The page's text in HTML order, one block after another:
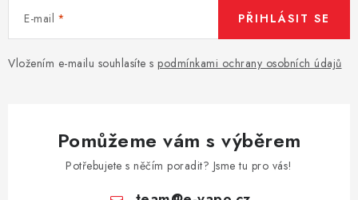
E-mail
Vložením e-mailu souhlasíte s podmínkami ochrany osobních údajů
PŘIHLÁSIT SE
Pomůžeme vám s výběrem
Potřebujete s něčím poradit? Jsme tu pro vás!